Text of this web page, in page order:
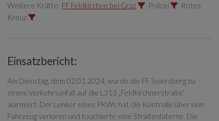
Weitere Kräfte: FF Feldkirchen bei Graz , Polizei
, Rotes
Kreuz
Einsatzbericht:
Am Dienstag, dem 02.01.2024, wurde die FF Seiersberg zu
einem Verkehrsunfall auf die L313 „Feldkirchnerstraße“
alarmiert. Der Lenker eines PKWs hat die Kontrolle über sein
Fahrzeug verloren und touchierte eine Straßenlaterne. Die